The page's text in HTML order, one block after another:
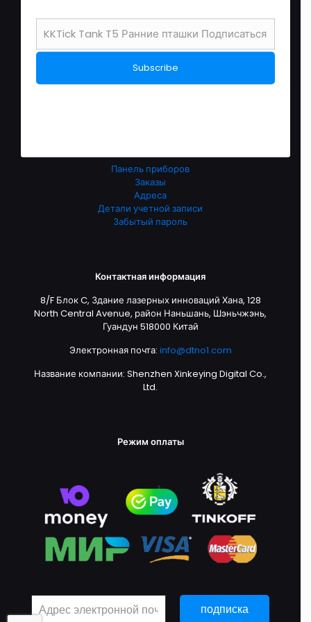
Перевозки
политика возврата после продажи
политика конфиденциальности
Панель приборов
Заказы
Адреса
Детали учетной записи
Забытый пароль
Контактная информация
8/F Блок C, Здание лазерных инноваций Хана, 128
North Central Avenue, район Наньшань, Шэньчжэнь,
Гуандун 518000 Китай
Электронная почта: info@dtno1.com
Название компании: Shenzhen Xinkeying Digital Co.,
Ltd.
Режим оплаты